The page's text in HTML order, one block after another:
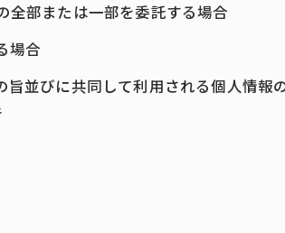
全部または一部を委託する場合
場合
並びに共同して利用される個人情報